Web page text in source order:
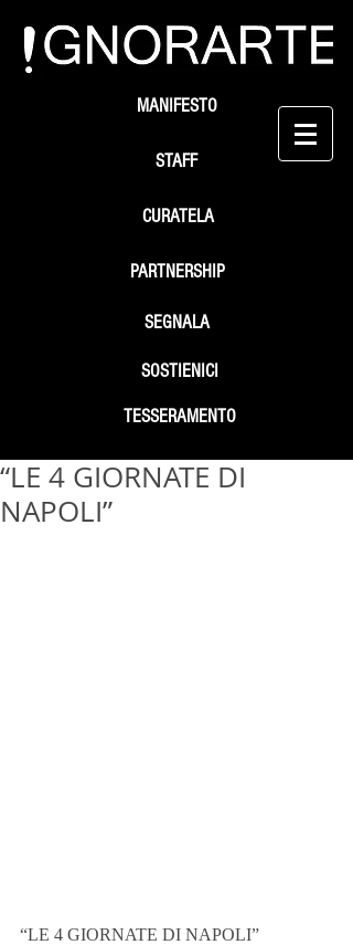
STAFF
SEGNALA
SOSTIENICI
MANIFESTO
PARTNERSHIP
TESSERAMENTO
CURATELA
“LE 4 GIORNATE DI
NAPOLI”
“LE 4 GIORNATE DI NAPOLI”